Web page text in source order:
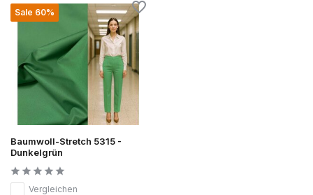
Sale 60%
Baumwoll-Stretch 5315 -
Dunkelgrün
Vergleichen